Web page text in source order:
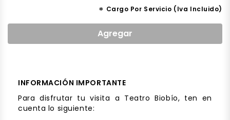
* Cargo Por Servicio (Iva Incluido)
Agregar
INFORMACIÓN IMPORTANTE
Para disfrutar tu visita a Teatro Biobío, ten en
cuenta lo siguiente: